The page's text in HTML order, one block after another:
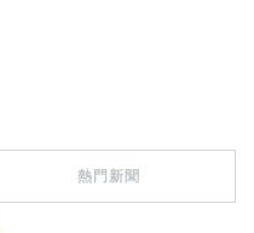
熱門新聞